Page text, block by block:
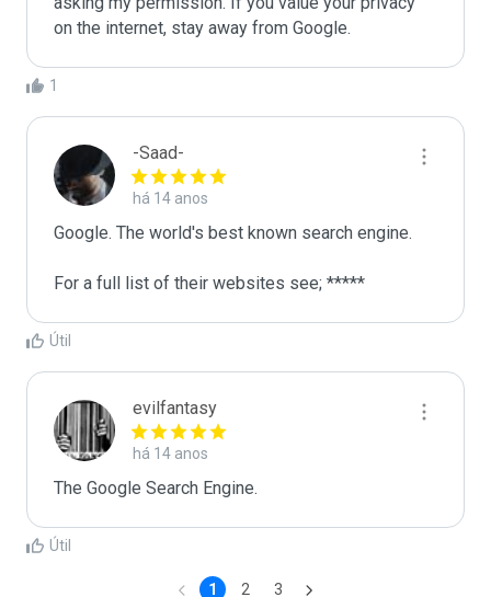
on the internet, stay away from Google.
1
-Saad-
há 14 anos
Google. The world's best known search engine.
For a full list of their websites see; *****
Útil
evilfantasy
há 14 anos
The Google Search Engine.
Útil
1 2 3